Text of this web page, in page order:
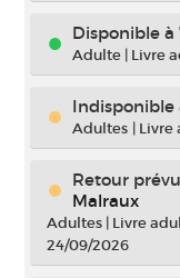
Disponible à
Adulte | Livre
Indisponible
Adultes | Livre
Retour
Malraux
Adultes | Livre
24/09/2026